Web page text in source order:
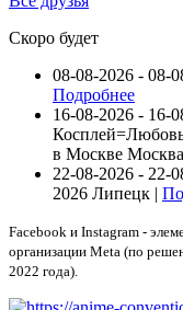
Скоро будет
08-08-2026 - 08-
Подробнее
16-08-2026 - 16-
в Москве
22-08-2026 - 22-
2026 Липецк |
Facebook и Instagram -
организации Meta (по
2022 года).